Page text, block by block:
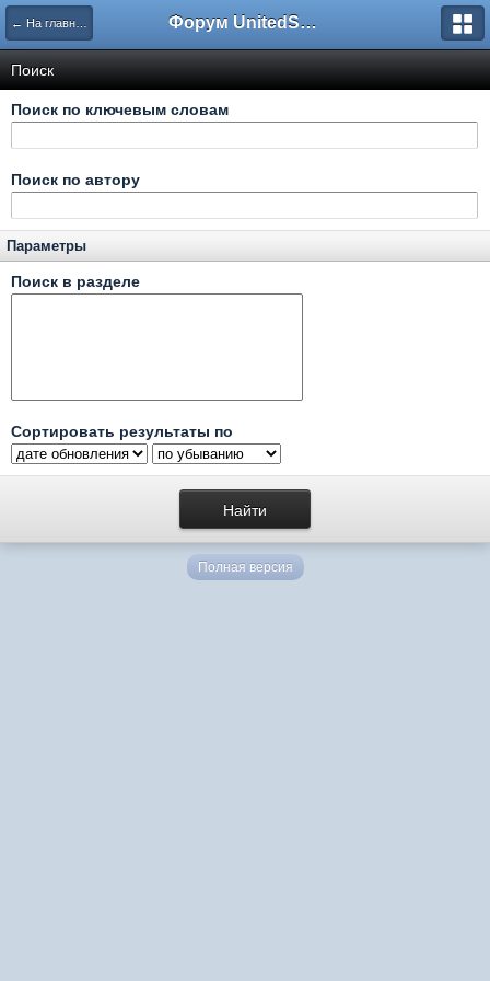
← На главную Форум UnitedSouth
Поиск
Поиск по ключевым словам
Поиск по автору
Параметры
Поиск в разделе
Сортировать результаты по
Полная версия